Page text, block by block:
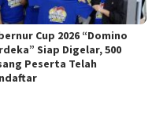
Cup 2026 “Domino
Siap Digelar, 500
Peserta Telah